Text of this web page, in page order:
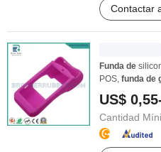
Contactar
Funda de
POS, funda de
US$
Cantidad